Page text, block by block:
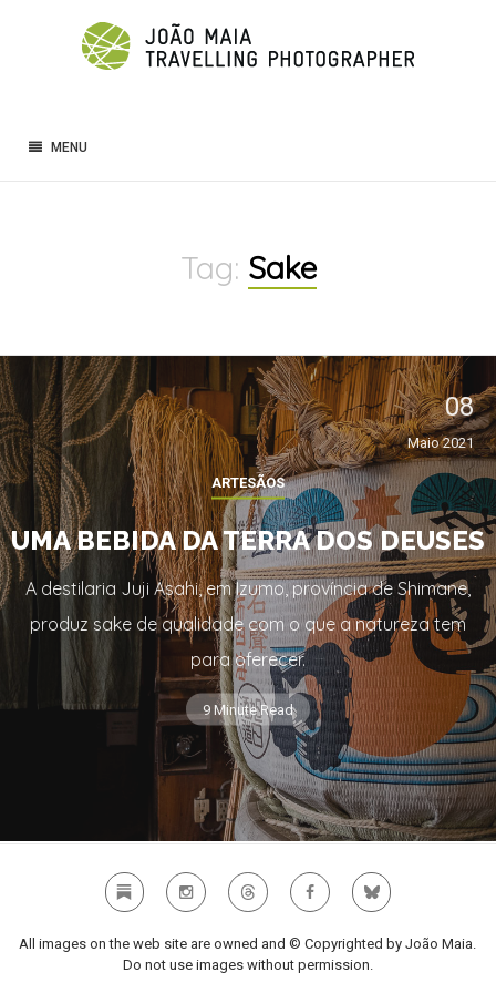
MENU
Tag: Sake
08
Maio 2021
ARTESÃOS
UMA BEBIDA DA TERRA DOS DEUSES
A destilaria Juji Asahi, em Izumo, província de Shimane,
produz sake de qualidade com o que a natureza tem
para oferecer.
9 Minute Read
All images on the web site are owned and © Copyrighted by João Maia.
Do not use images without permission.